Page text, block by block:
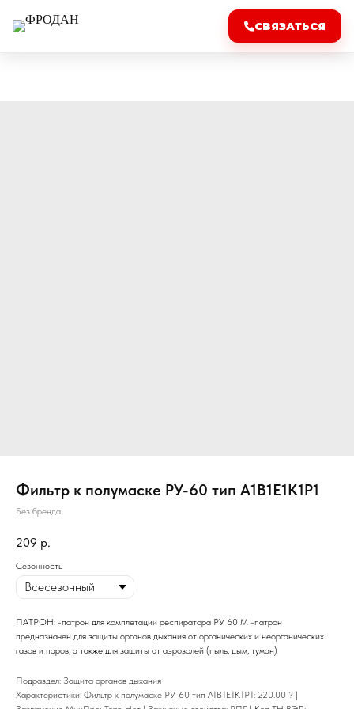
СВЯЗАТЬСЯ
Фильтр к полумаске РУ-60 тип А1В1Е1К1P1
Без бренда
209 р.
Сезонность
ПАТРОН: -патрон для комплетации респиратора РУ 60 М -патрон
предназначен для защиты органов дыхания от органических и неорганических
газов и паров, а также для защиты от аэрозолей (пыль, дым, туман)
Подраздел: Защита органов дыхания
Характеристики: Фильтр к полумаске РУ-60 тип А1В1Е1К1P1: 220.00 ? |